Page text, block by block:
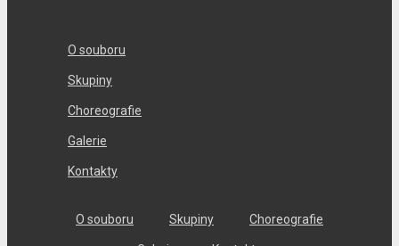
O souboru
Skupiny
Choreografie
Galerie
Kontakty
O souboru Skupiny Choreografie